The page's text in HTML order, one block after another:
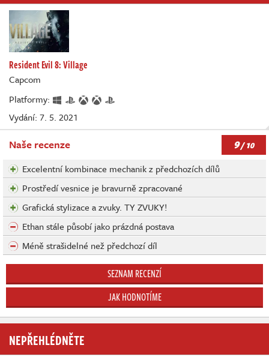
Resident Evil 8: Village
Capcom
Platformy:
Vydání: 7. 5. 2021
Naše recenze 9/ 10
Excelentní kombinace mechanik z předchozích dílů
Prostředí vesnice je bravurně zpracované
Grafická stylizace a zvuky. TY ZVUKY!
Ethan stále působí jako prázdná postava
Méně strašidelné než předchozí díl
SEZNAM RECENZÍ
JAK HODNOTÍME
NEPŘEHLÉDNĚTE